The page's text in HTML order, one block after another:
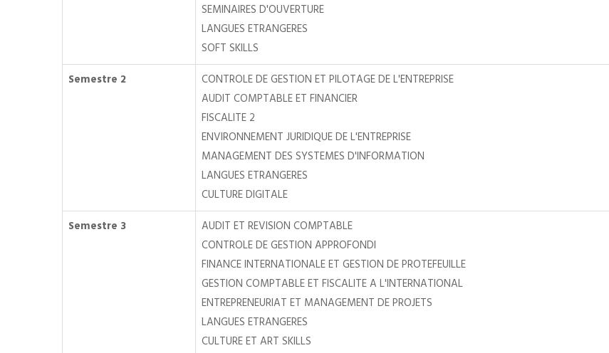
SEMINAIRES D'OUVERTURE
LANGUES ETRANGERES
SOFT SKILLS
Semestre 2
CONTROLE DE GESTION ET PILOTAGE DE L'ENTREPRISE
AUDIT COMPTABLE ET FINANCIER
FISCALITE 2
ENVIRONNEMENT JURIDIQUE DE L'ENTREPRISE
MANAGEMENT DES SYSTEMES D'INFORMATION
LANGUES ETRANGERES
CULTURE DIGITALE
Semestre 3
AUDIT ET REVISION COMPTABLE
CONTROLE DE GESTION APPROFONDI
FINANCE INTERNATIONALE ET GESTION DE PROTEFEUILLE
GESTION COMPTABLE ET FISCALITE A L'INTERNATIONAL
ENTREPRENEURIAT ET MANAGEMENT DE PROJETS
LANGUES ETRANGERES
CULTURE ET ART SKILLS